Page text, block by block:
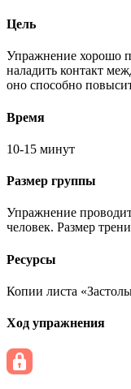
Цель
Упражнение хорошо
наладить контакт
оно способно
Время
10-15 минут
Размер группы
Упражнение
человек. Размер
Ресурсы
Копии листа
Ход упражнения